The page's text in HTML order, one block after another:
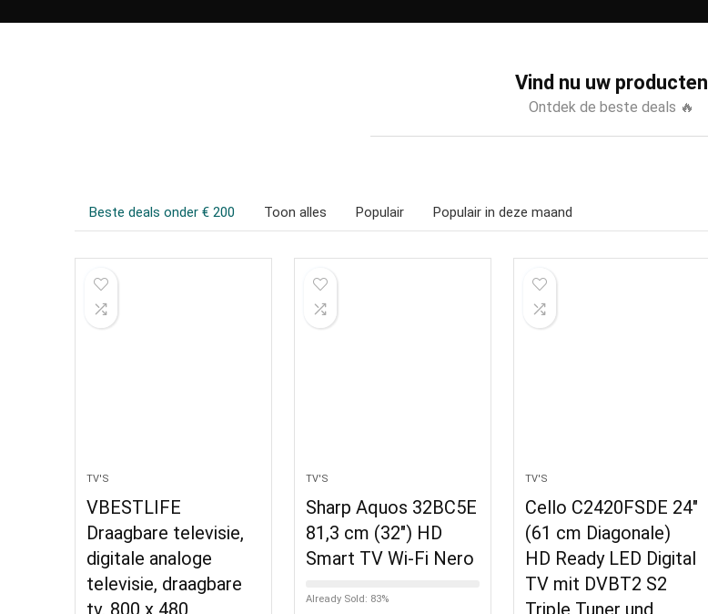
Vind nu uw producten
Ontdek de beste deals 🔥
Beste deals onder € 200 Toon alles Populair Populair in deze maand
TV'S
VBESTLIFE
Draagbare televisie,
digitale analoge
televisie, draagbare
tv, 800 x 480
TV'S
Sharp Aquos 32BC5E
81,3 cm (32″) HD
Smart TV Wi-Fi Nero
Already Sold: 83%
TV'S
Cello C2420FSDE 24″
(61 cm Diagonale)
HD Ready LED Digital
TV mit DVBT2 S2
Triple Tuner und